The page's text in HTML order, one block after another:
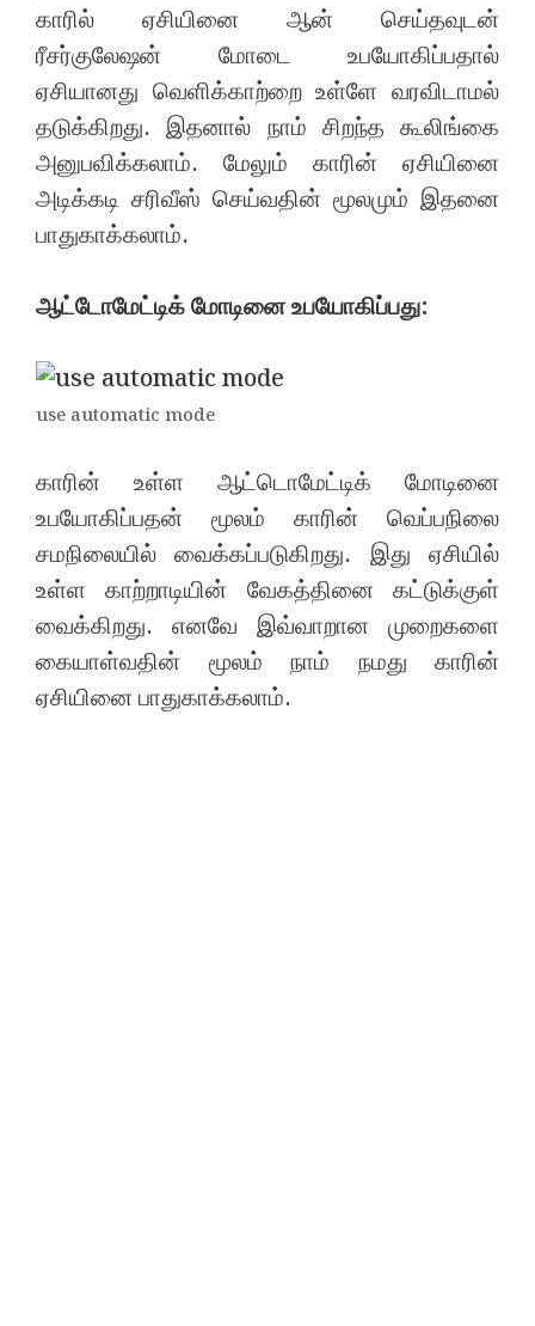
காரில் ஏசியினை ஆன் செய்தவுடன்
ரீசர்குலேஷன் மோடை உபயோகிப்பதால்
ஏசியானது வெளிக்காற்றை உள்ளே வரவிடாமல்
தடுக்கிறது. இதனால் நாம் சிறந்த கூலிங்கை
அனுபவிக்கலாம். மேலும் காரின் ஏசியினை
அடிக்கடி சரிவீஸ் செய்வதின் மூலமும் இதனை
பாதுகாக்கலாம்.
ஆட்டோமேட்டிக் மோடினை உபயோகிப்பது:
use automatic mode
காரின் உள்ள ஆட்டொமேட்டிக் மோடினை
உபயோகிப்பதன் மூலம் காரின் வெப்பநிலை
சமநிலையில் வைக்கப்படுகிறது. இது ஏசியில்
உள்ள காற்றாடியின் வேகத்தினை கட்டுக்குள்
வைக்கிறது. எனவே இவ்வாறான முறைகளை
கையாள்வதின் மூலம் நாம் நமது காரின்
ஏசியினை பாதுகாக்கலாம்.